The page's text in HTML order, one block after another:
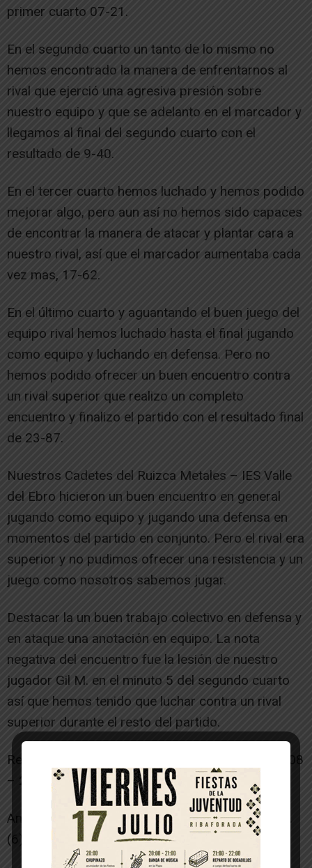
primer cuarto 07-21.
En el segundo cuarto un tanto de lo mismo no
hemos encontrado la manera de enfrentarnos al
rival que ejerció una agresiva presión sobre
nuestro equipo y que se adelanto en el marcador y
llegamos al final del segundo cuarto con el
resultado de 9-40.
En el tercer cuarto hemos luchado y hemos podido
mejorar algo, pero aun así no hemos sido capaces
de encontrar la manera de atacar y plantar cara a
nuestro rival, así que el marcador aumentaba cada
vez mas, 17-62.
En el último cuarto y aguantando el buen juego del
equipo rival hemos luchado hasta el final jugando
como equipo y luchando en defensa. Pero no
hemos podido ofrecer un buen encuentro contra
un rival superior que realizo un completo
encuentro y finalizo el partido con el resultado final
de 23-87.
Nuestros Cadetes del Ruizca Metales – IES Valle
del Ebro hicieron un buen encuentro en general
jugando como equipo y jugando una defensa en
momentos del partido en conjunto. Pero el rival era
superior y no pudimos ofrecer una resistencia y un
juego como nosotros sabemos jugar.
Destacar la un buen trabajo colectivo en defensa y
en ataque una anotación en equipo. La nota
negativa del encuentro fue la lesión de nuestro
jugador Gil M. en el minuto 5 del segundo cuarto
así que hemos tenido que luchar contra un rival
superior durante el resto del partido.
Resultado por cuartos: (07 – 20) – (02 – 19) – (08
– 22) – (06 – 25)
Anotadores: Huerta G. (4), Gil M. (2), Humanez A.
(6), Jiménez I. (8), Villafranca J. (3), Plaza H. (1).